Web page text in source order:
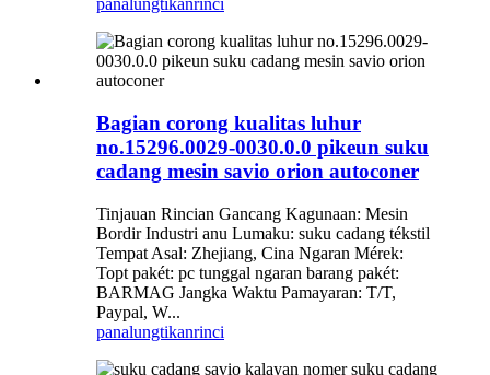
panalungtikanrinci
Bagian corong kualitas luhur
no.15296.0029-0030.0.0 pikeun suku
cadang mesin savio orion autoconer
Tinjauan Rincian Gancang Kagunaan: Mesin
Bordir Industri anu Lumaku: suku cadang tékstil
Tempat Asal: Zhejiang, Cina Ngaran Mérek:
Topt pakét: pc tunggal ngaran barang pakét:
BARMAG Jangka Waktu Pamayaran: T/T,
Paypal, W...
panalungtikanrinci